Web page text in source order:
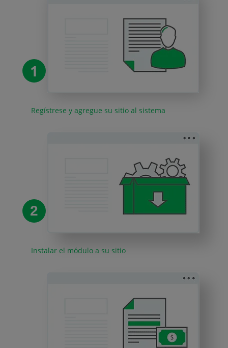
1
Regístrese y agregue su sitio al sistema
2
Instalar el módulo a su sitio